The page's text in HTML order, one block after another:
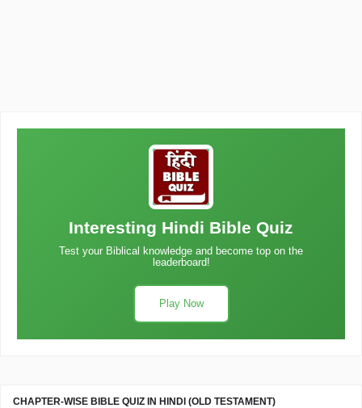
Interesting Hindi Bible Quiz
Test your Biblical knowledge and become top on the
leaderboard!
Play Now
CHAPTER-WISE BIBLE QUIZ IN HINDI (OLD TESTAMENT)